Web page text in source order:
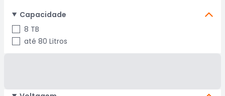
Capacidade
8 TB
até 80 Litros